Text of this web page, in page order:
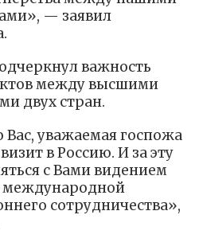
— заявил
важность
между высшими
двух стран.
уважаемая госпожа
в Россию. И за эту
с Вами видением
международной
сотрудничества»,